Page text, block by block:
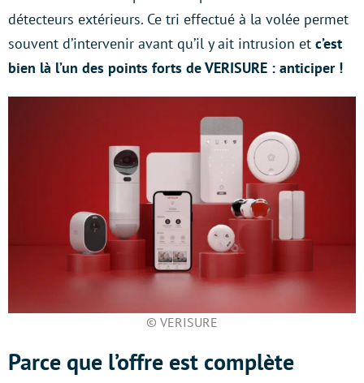
détecteurs extérieurs. Ce tri effectué à la volée permet
souvent d’intervenir avant qu’il y ait intrusion et c’est
bien là l’un des points forts de VERISURE : anticiper !
© VERISURE
Parce que l’offre est complète